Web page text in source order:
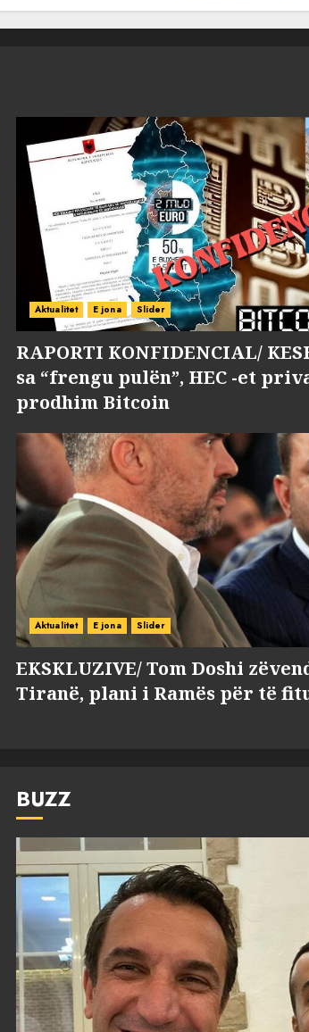
Aktualitet E jona Slider
RAPORTI KONFIDENCIAL/
sa “frengu pulën”, HEC -et
prodhim Bitcoin
Aktualitet E jona Slider
EKSKLUZIVE/ Tom Doshi
Tiranë, plani i Ramës për të
BUZZ